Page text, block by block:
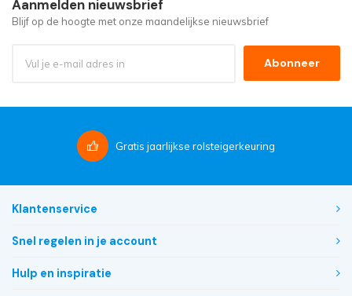
Aanmelden nieuwsbrief
Blijf op de hoogte met onze maandelijkse nieuwsbrief
Abonneer
Gratis jaarlijkse rolsteigerkeuring
Klantenservice
Snel regelen in je account
Hulp en inspiratie